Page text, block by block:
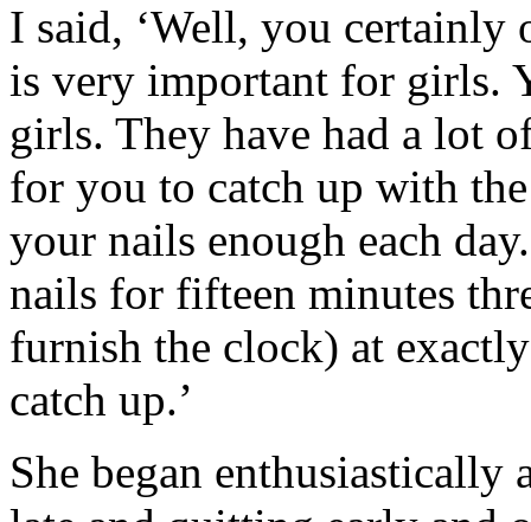
I said, ‘Well, you
is very important for girls.
girls. They have had a lot
for you to catch up with
your nails enough each
nails for fifteen minutes
furnish the clock) at
catch up.’
She began enthusiastically